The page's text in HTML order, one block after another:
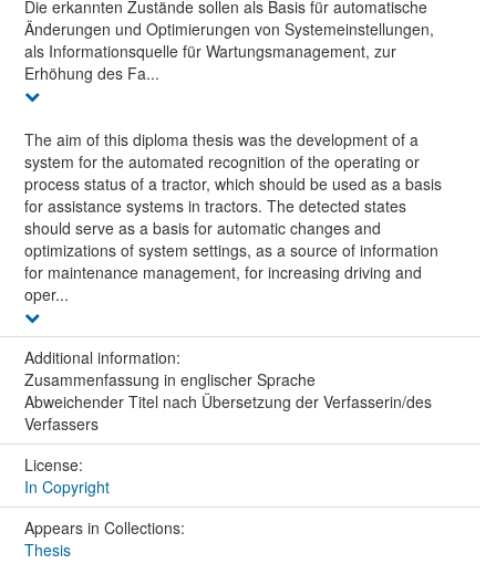
Die erkannten Zustände sollen als Basis für automatische
Änderungen und Optimierungen von Systemeinstellungen,
als Informationsquelle für Wartungsmanagement, zur
Erhöhung des Fa...
The aim of this diploma thesis was the development of a
system for the automated recognition of the operating or
process status of a tractor, which should be used as a basis
for assistance systems in tractors. The detected states
should serve as a basis for automatic changes and
optimizations of system settings, as a source of information
for maintenance management, for increasing driving and
oper...
Additional information:
Zusammenfassung in englischer Sprache
Abweichender Titel nach Übersetzung der Verfasserin/des
Verfassers
License:
In Copyright
Appears in Collections:
Thesis